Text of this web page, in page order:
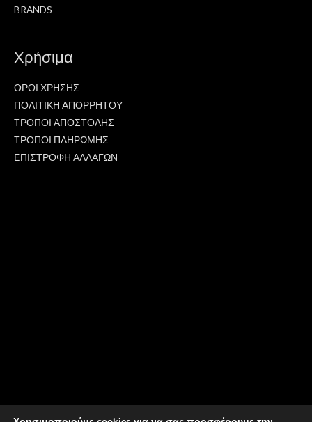
BRANDS
Χρήσιμα
ΟΡΟΙ ΧΡΗΣΗΣ
ΠΟΛΙΤΙΚΗ ΑΠΟΡΡΗΤΟΥ
ΤΡΟΠΟΙ ΑΠΟΣΤΟΛΗΣ
ΤΡΟΠΟΙ ΠΛΗΡΩΜΗΣ
ΕΠΙΣΤΡΟΦΗ ΑΛΛΑΓΩΝ